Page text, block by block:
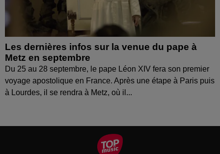
Les dernières infos sur la venue du pape à
Metz en septembre
Du 25 au 28 septembre, le pape Léon XIV fera son premier
voyage apostolique en France. Après une étape à Paris puis
à Lourdes, il se rendra à Metz, où il...